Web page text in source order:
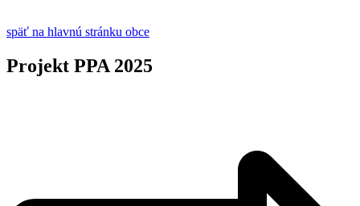
späť na hlavnú stránku obce
Projekt PPA 2025